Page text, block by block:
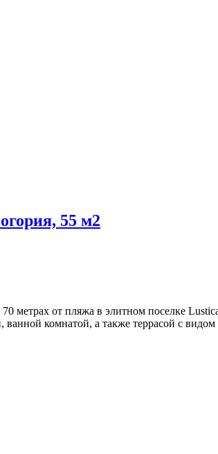
55 м2
метрах от пляжа в элитном поселке
комнатой, а также террасой с